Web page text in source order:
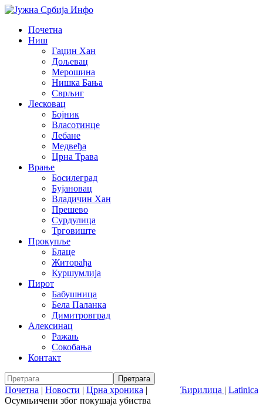
Почетна
Ниш
Гаџин Хан
Дољевац
Мерошина
Нишка Бања
Сврљиг
Лесковац
Бојник
Власотинце
Лебане
Медвеђа
Црна Трава
Врање
Босилеград
Бујановац
Владичин Хан
Прешево
Сурдулица
Трговиште
Прокупље
Блаце
Житорађа
Куршумлија
Пирот
Бабушница
Бела Паланка
Димитровград
Алексинац
Ражањ
Сокобања
Контакт
Ћирилица | Latinica
Почетна | Новости | Црна хроника |
Осумњичени због покушаја убиства